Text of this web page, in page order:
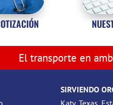
El transporte en
SIRVIENDO